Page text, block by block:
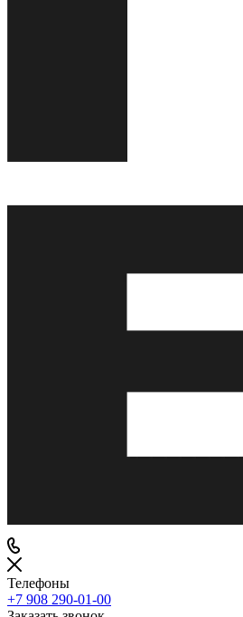
Телефоны
+7 908 290-01-00